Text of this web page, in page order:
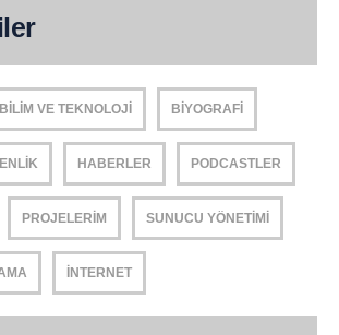
BILIM VE TEKNOLOJI BIYOGRAFI
HABERLER PODCASTLER
PROJELERIM SUNUCU YÖNETIMI
İNTERNET